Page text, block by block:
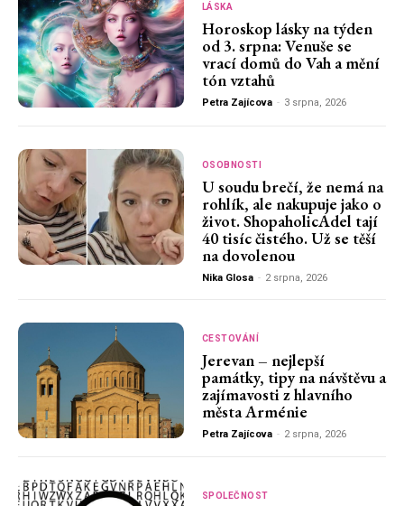
LÁSKA
Horoskop lásky na týden
od 3. srpna: Venuše se
vrací domů do Vah a mění
tón vztahů
Petra Zajícova - 3 srpna, 2026
OSOBNOSTI
U soudu brečí, že nemá na
rohlík, ale nakupuje jako o
život. ShopaholicAdel tají
40 tisíc čistého. Už se těší
na dovolenou
Nika Glosa - 2 srpna, 2026
CESTOVÁNÍ
Jerevan – nejlepší
památky, tipy na návštěvu a
zajímavosti z hlavního
města Arménie
Petra Zajícova - 2 srpna, 2026
SPOLEČNOST